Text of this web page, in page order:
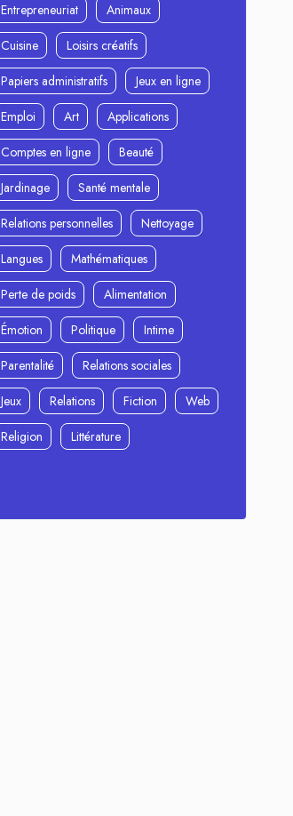
Entrepreneuriat
Animaux
Cuisine
Loisirs créatifs
Papiers administratifs
Jeux en ligne
Emploi
Art
Applications
Comptes en ligne
Beauté
Jardinage
Santé mentale
Relations personnelles
Nettoyage
Langues
Mathématiques
Perte de poids
Alimentation
Émotion
Politique
Intime
Parentalité
Relations sociales
Jeux
Relations Fiction
Web
Religion
Littérature